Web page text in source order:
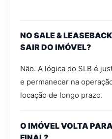
NO SALE &
SAIR DO IMÓVEL?
Não. A lógica do SLB é
e permanecer na
locação de longo prazo.
O IMÓVEL VOLTA